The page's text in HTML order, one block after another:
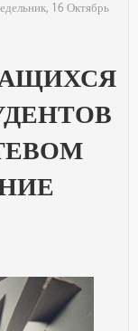
16 Октябрь